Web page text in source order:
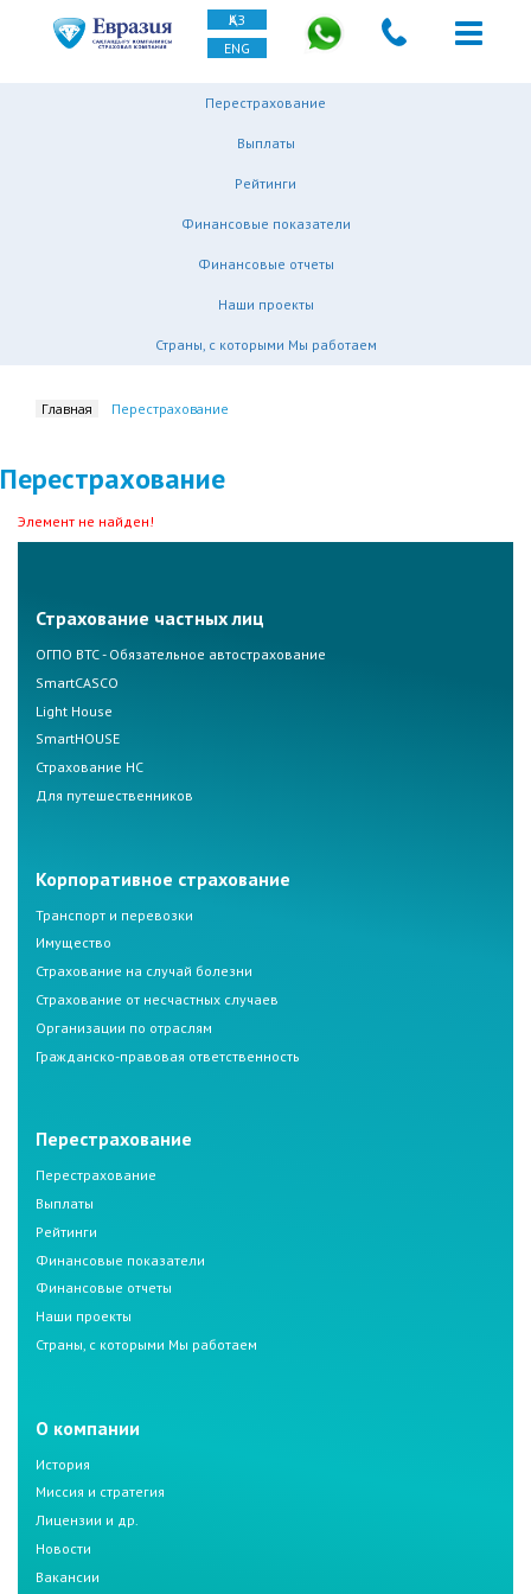
ҚАЗ
ENG
Перестрахование
Выплаты
Рейтинги
Финансовые показатели
Финансовые отчеты
Наши проекты
Страны, с которыми Мы работаем
Главная Перестрахование
Перестрахование
Элемент не найден!
Страхование частных лиц
ОГПО ВТС - Обязательное автострахование
SmartCASCO
Light House
SmartHOUSE
Страхование НС
Для путешественников
Корпоративное страхование
Транспорт и перевозки
Имущество
Страхование на случай болезни
Страхование от несчастных случаев
Организации по отраслям
Гражданско-правовая ответственность
Перестрахование
Перестрахование
Выплаты
Рейтинги
Финансовые показатели
Финансовые отчеты
Наши проекты
Страны, с которыми Мы работаем
О компании
История
Миссия и стратегия
Лицензии и др.
Новости
Вакансии